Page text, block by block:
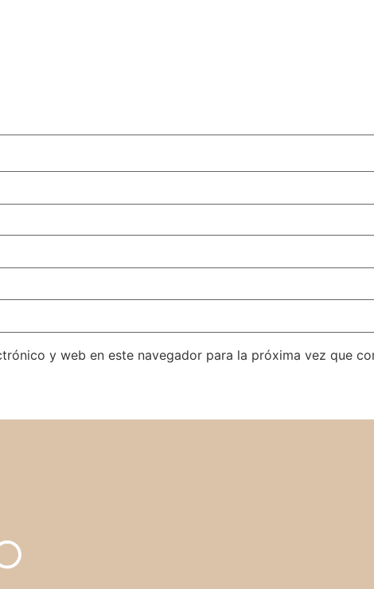
y web en este navegador para la próxima vez que